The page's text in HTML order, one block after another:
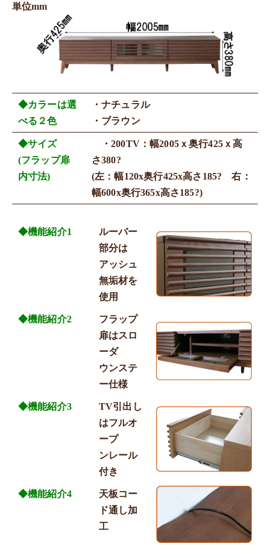
単位mm
◆カラーは選
べる２色
・ナチュラル
・ブラウン
◆サイズ
(フラップ扉
内寸法)
・200TV：幅2005ｘ奥行425ｘ高
さ380?
(左：幅120x奥行425x高さ185? 右：
幅600x奥行365x高さ185?)
◆機能紹介1
ルーバー
部分は
アッシュ
無垢材を
使用
◆機能紹介2
フラップ
扉はスロ
ーダ
ウンステ
ー仕様
◆機能紹介3
TV引出し
はフルオ
ープ
ンレール
付き
◆機能紹介4
天板コー
ド通し加
工